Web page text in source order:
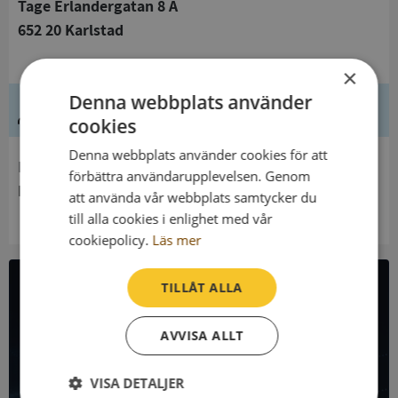
Tage Erlandergatan 8 A
652 20 Karlstad
Ledning
Innehavare
Konsumentverket
All företagsdata i API
Få all denna företagsinformation i Syna API
Syna API är ett blixtsnabbt API där du kan hämta
×
Denna webbplats använder
cookies
Denna webbplats använder cookies för att
förbättra användarupplevelsen. Genom
att använda vår webbplats samtycker du
till alla cookies i enlighet med vår
cookiepolicy. Läs mer
TILLÅT ALLA
AVVISA ALLT
VISA DETALJER